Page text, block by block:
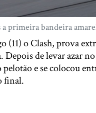
primeira bandeira
(11) o Clash, prova
Depois de levar azar
e se colocou
final.